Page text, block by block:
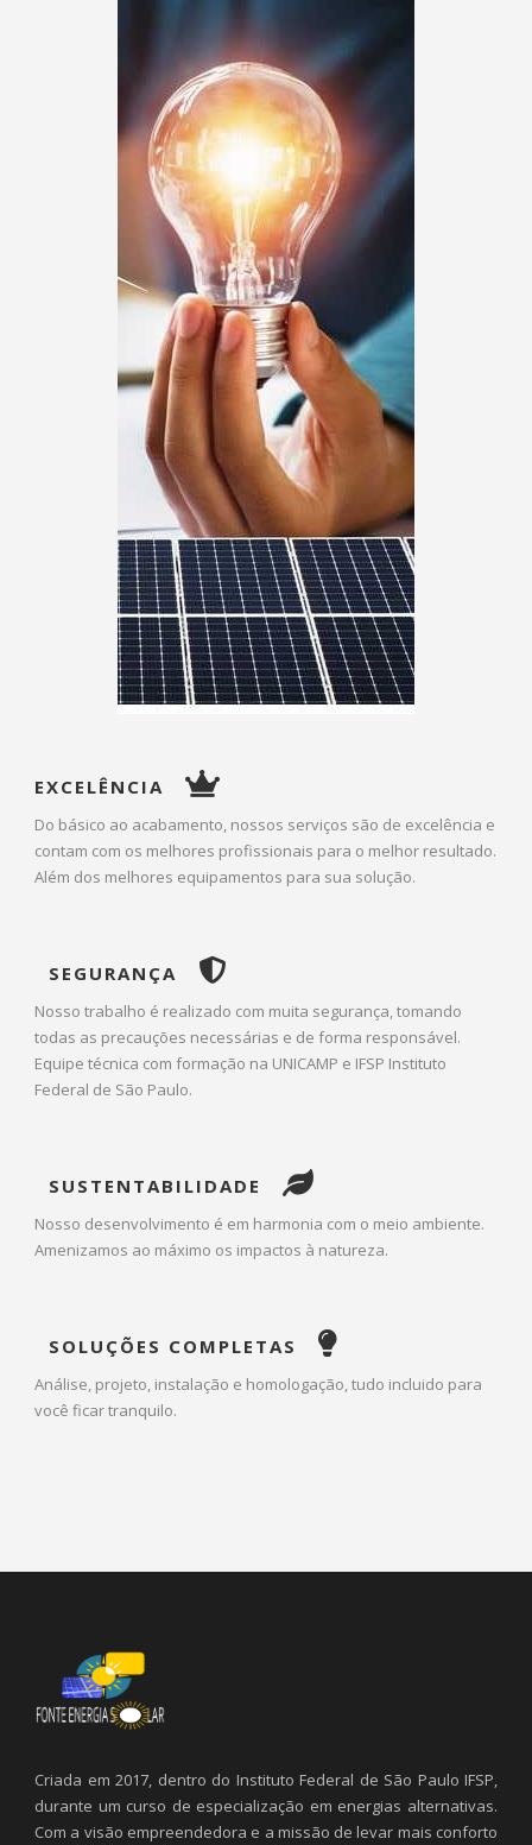
EXCELÊNCIA
Do básico ao acabamento, nossos serviços são de excelência e
contam com os melhores profissionais para o melhor resultado.
Além dos melhores equipamentos para sua solução.
SEGURANÇA
Nosso trabalho é realizado com muita segurança, tomando
todas as precauções necessárias e de forma responsável.
Equipe técnica com formação na UNICAMP e IFSP Instituto
Federal de São Paulo.
SUSTENTABILIDADE
Nosso desenvolvimento é em harmonia com o meio ambiente.
Amenizamos ao máximo os impactos à natureza.
SOLUÇÕES COMPLETAS
Análise, projeto, instalação e homologação, tudo incluido para
você ficar tranquilo.
Criada em 2017, dentro do Instituto Federal de São Paulo IFSP,
durante um curso de especialização em energias alternativas.
Com a visão empreendedora e a missão de levar mais conforto